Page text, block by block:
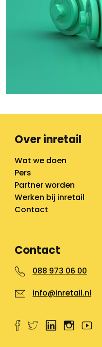
Over inretail
Wat we doen
Pers
Partner worden
Werken bij inretail
Contact
Contact
088 973 06 00
info@inretail.nl